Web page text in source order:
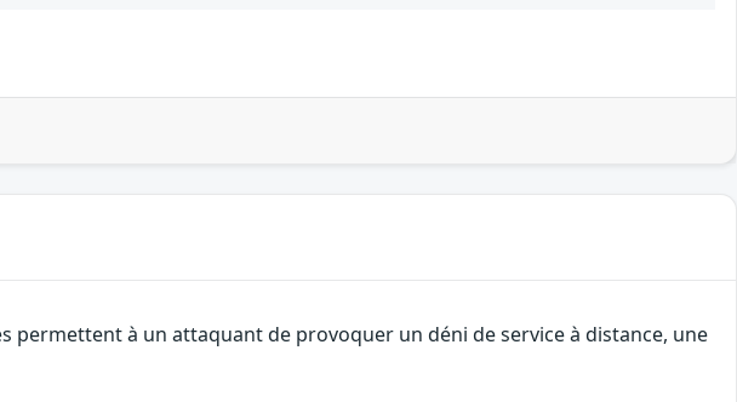
à un attaquant de provoquer un déni de service à distance, une